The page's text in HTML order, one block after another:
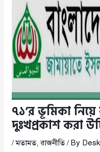
৭১’র ভূমিকা
দুঃখপ্রকাশ করা
/মতামত,রাজনীতি/ By